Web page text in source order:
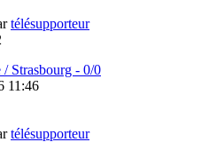
télésupporteur
Strasbourg - 0/0
11:46
télésupporteur